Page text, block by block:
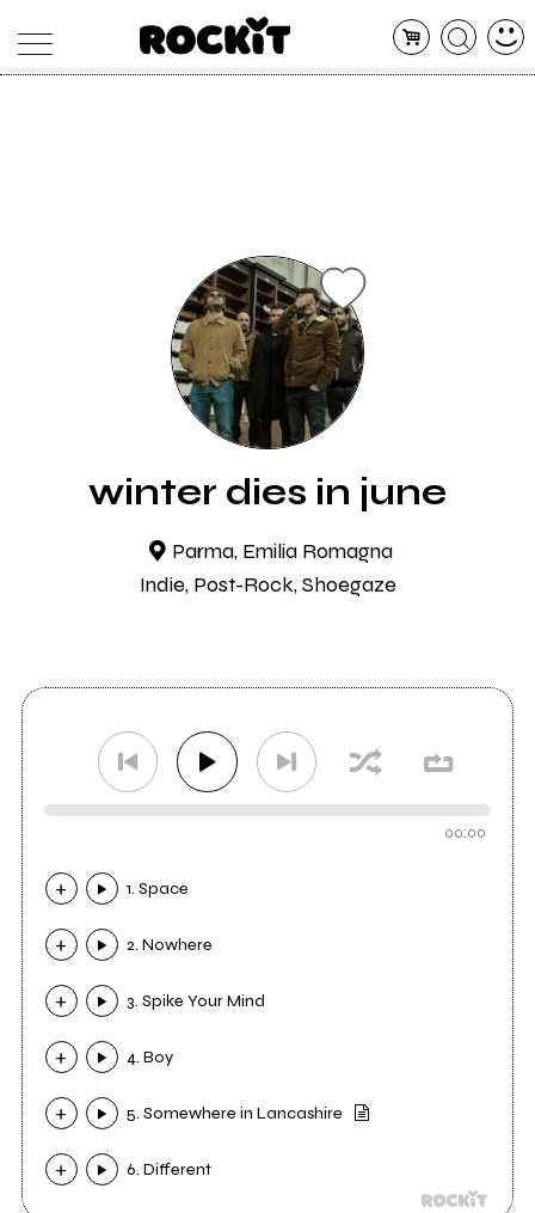
winter dies in june
Parma, Emilia Romagna
Indie, Post-Rock, Shoegaze
00:00
1. Space
2. Nowhere
3. Spike Your Mind
4. Boy
5. Somewhere in Lancashire
6. Different